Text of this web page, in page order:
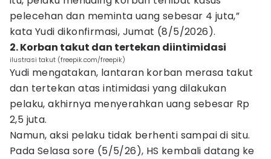
pelecehan dan meminta uang sebesar 4 juta,”
kata Yudi dikonfirmasi, Jumat (8/5/2026).
2. Korban takut dan tertekan diintimidasi
ilustrasi takut (freepik.com/freepik)
Yudi mengatakan, lantaran korban merasa takut
dan tertekan atas intimidasi yang dilakukan
pelaku, akhirnya menyerahkan uang sebesar Rp
2,5 juta.
Namun, aksi pelaku tidak berhenti sampai di situ.
Pada Selasa sore (5/5/26), HS kembali datang ke